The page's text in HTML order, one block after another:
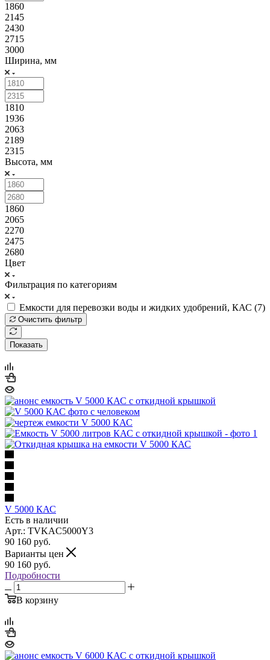
1860
2145
2430
2715
3000
Ширина, мм
1810
1936
2063
2189
2315
Высота, мм
1860
2065
2270
2475
2680
Цвет
Фильтрация по категориям
Емкости для перевозки воды и жидких удобрений, КАС (7)
Очистить фильтр
Показать
V 5000 КАС
Есть в наличии
Арт.: TVKAC5000Y3
90 160 руб.
Варианты цен
90 160 руб.
Подробности
В корзину